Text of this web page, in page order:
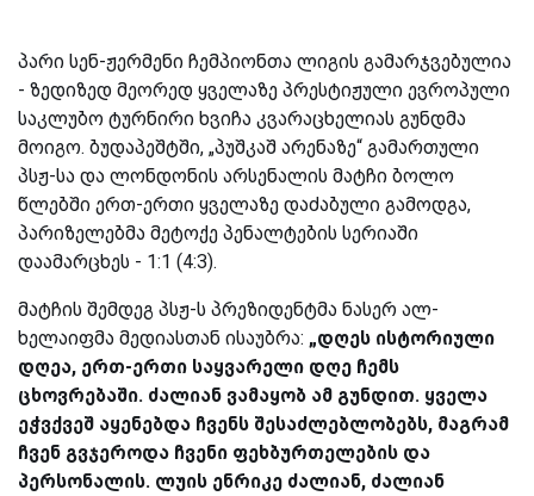
პარი სენ-ჟერმენი ჩემპიონთა ლიგის გამარჯვებულია
- ზედიზედ მეორედ ყველაზე პრესტიჟული ევროპული
საკლუბო ტურნირი ხვიჩა კვარაცხელიას გუნდმა
მოიგო. ბუდაპეშტში, „პუშკაშ არენაზე“ გამართული
პსჟ-სა და ლონდონის არსენალის მატჩი ბოლო
წლებში ერთ-ერთი ყველაზე დაძაბული გამოდგა,
პარიზელებმა მეტოქე პენალტების სერიაში
დაამარცხეს - 1:1 (4:3).
მატჩის შემდეგ პსჟ-ს პრეზიდენტმა ნასერ ალ-
ხელაიფმა მედიასთან ისაუბრა: „დღეს ისტორიული
დღეა, ერთ-ერთი საყვარელი დღე ჩემს
ცხოვრებაში. ძალიან ვამაყობ ამ გუნდით. ყველა
ეჭვქვეშ აყენებდა ჩვენს შესაძლებლობებს, მაგრამ
ჩვენ გვჯეროდა ჩვენი ფეხბურთელების და
პერსონალის. ლუის ენრიკე ძალიან, ძალიან